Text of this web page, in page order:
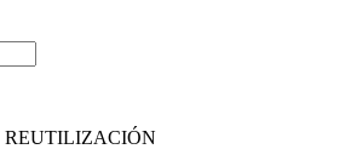
REUTILIZACIÓN